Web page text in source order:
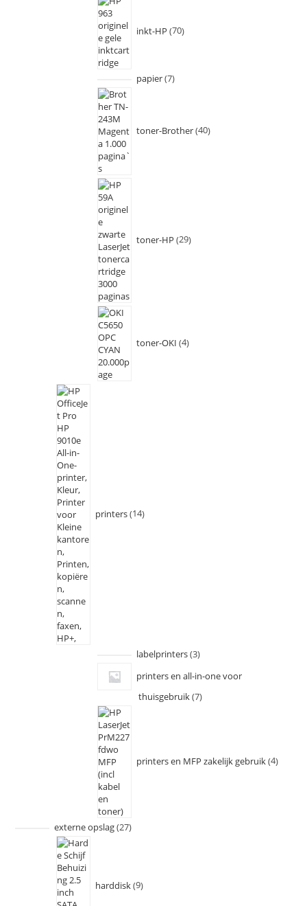
inkt-HP 70
papier 7
toner-Brother 40
toner-HP 29
toner-OKI 4
printers 14
labelprinters 3
printers en all-in-one voor
thuisgebruik 7
printers en MFP zakelijk gebruik 4
externe opslag 27
harddisk 9